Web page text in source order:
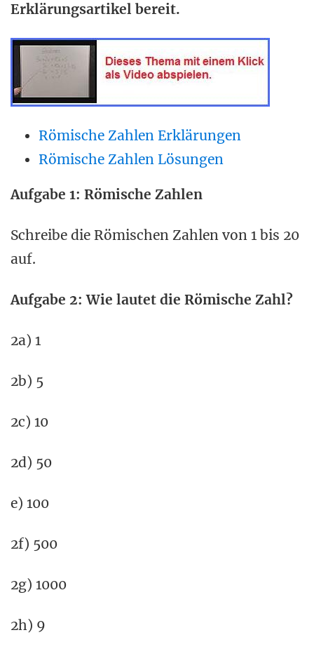
Erklärungsartikel bereit.
Römische Zahlen Erklärungen
Römische Zahlen Lösungen
Aufgabe 1: Römische Zahlen
Schreibe die Römischen Zahlen von 1 bis 20
auf.
Aufgabe 2: Wie lautet die Römische Zahl?
2a) 1
2b) 5
2c) 10
2d) 50
e) 100
2f) 500
2g) 1000
2h) 9